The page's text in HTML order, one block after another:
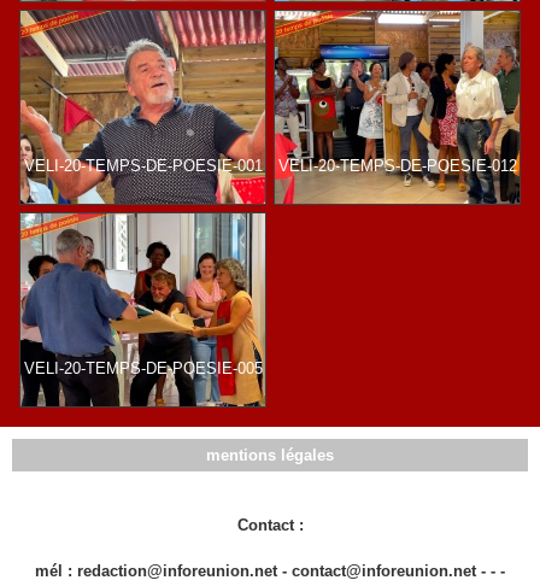
VELI-20-TEMPS-DE-POESIE-001 VELI-20-TEMPS-DE-POESIE-012
VELI-20-TEMPS-DE-POESIE-005
mentions légales
Contact :
mél : redaction@inforeunion.net - contact@inforeunion.net - - -